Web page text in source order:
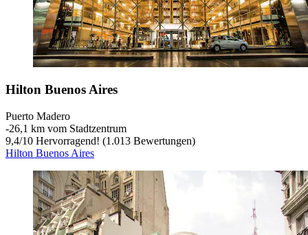
Hilton Buenos Aires
Puerto Madero
‐26,1 km vom Stadtzentrum
9,4/10 Hervorragend! (1.013 Bewertungen)
Hilton Buenos Aires